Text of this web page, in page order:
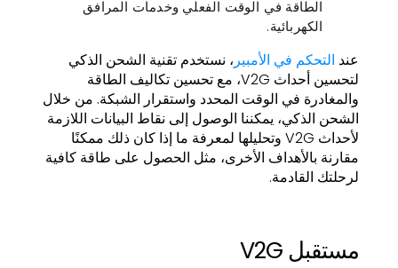
الطاقة في الوقت الفعلي وخدمات المرافق
الكهربائية.
عند التحكم في الأمبير ، نستخدم تقنية الشحن الذكي
لتحسين أحداث V2G، مع تحسين تكاليف الطاقة
والمغادرة في الوقت المحدد واستقرار الشبكة. من خلال
الشحن الذكي، يمكننا الوصول إلى نقاط البيانات اللازمة
لأحداث V2G وتحليلها لمعرفة ما إذا كان ذلك ممكنًا
مقارنة بالأهداف الأخرى، مثل الحصول على طاقة كافية
لرحلتك القادمة.
مستقبل V2G